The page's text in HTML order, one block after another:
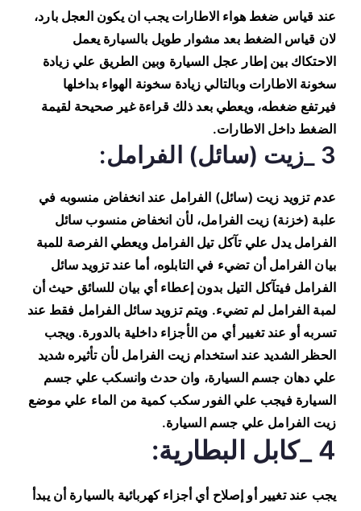
عند قياس ضغط هواء الاطارات يجب ان يكون العجل بارد،
لان قياس الضغط بعد مشوار طويل بالسيارة يعمل
الاحتكاك بين إطار عجل السيارة وبين الطريق علي زيادة
سخونة الاطارات وبالتالي زيادة سخونة الهواء بداخلها
فيرتفع ضغطه، ويعطي بعد ذلك قراءة غير صحيحة لقيمة
الضغط داخل الاطارات.
3 _زيت (سائل) الفرامل:
عدم تزويد زيت (سائل) الفرامل عند انخفاض منسوبه في
علبة (خزنة) زيت الفرامل، لأن انخفاض منسوب سائل
الفرامل يدل علي تآكل تيل الفرامل ويعطي الفرصة للمبة
بيان الفرامل أن تضيء في التابلوه، أما عند تزويد سائل
الفرامل فيتآكل التيل بدون إعطاء أي بيان للسائق حيث أن
لمبة الفرامل لم تضيء. ويتم تزويد سائل الفرامل فقط عند
تسربه أو عند تغيير أي من الأجزاء داخلية بالدورة. ويجب
الحظر الشديد عند استخدام زيت الفرامل لأن تأثيره شديد
علي دهان جسم السيارة، وان حدث وانسكب علي جسم
السيارة فيجب علي الفور سكب كمية من الماء علي موضع
زيت الفرامل علي جسم السيارة.
4 _كابل البطارية:
يجب عند تغيير أو إصلاح أي أجزاء كهربائية بالسيارة أن يبدأ